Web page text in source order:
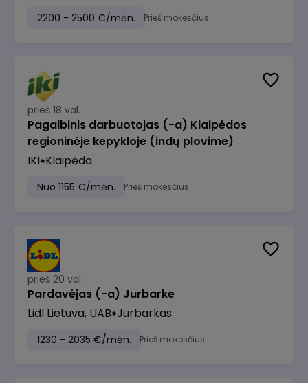
2200 - 2500 €/mėn. Prieš mokesčius
prieš 18 val.
Pagalbinis darbuotojas (-a) Klaipėdos
regioninėje kepykloje (indų plovime)
IKI Klaipėda
Nuo 1155 €/mėn. Prieš mokesčius
prieš 20 val.
Pardavėjas (-a) Jurbarke
Lidl Lietuva, UAB Jurbarkas
1230 - 2035 €/mėn. Prieš mokesčius